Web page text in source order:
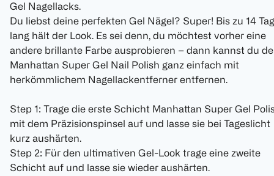
Gel Nagellacks.
Du liebst deine perfekten Gel Nägel? Super! Bis zu 14
lang hält der Look. Es sei denn, du möchtest vorher eine
andere brillante Farbe ausprobieren – dann kannst du
Manhattan Super Gel Nail Polish ganz einfach mit
herkömmlichem Nagellackentferner entfernen.
Step 1: Trage die erste Schicht Manhattan Super Gel
mit dem Präzisionspinsel auf und lasse sie bei Tageslicht
kurz aushärten.
Step 2: Für den ultimativen Gel-Look trage eine zweite
Schicht auf und lasse sie wieder aushärten.